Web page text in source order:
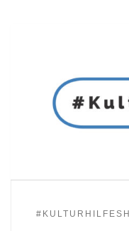
#KULTURHILFESH